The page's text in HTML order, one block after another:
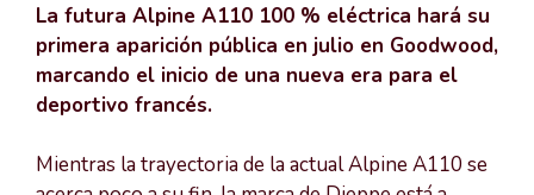
La futura Alpine A110 100 % eléctrica hará su
primera aparición pública en julio en Goodwood,
marcando el inicio de una nueva era para el
deportivo francés.
Mientras la trayectoria de la actual Alpine A110 se